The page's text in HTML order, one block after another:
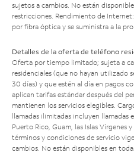
sujetos a cambios. No están
restricciones. Rendimiento de
por fibra óptica y se suministra a la
Detalles de la oferta de teléfono
Oferta por tiempo limitado; sujeta a
residenciales (que no hayan utilizado
30 días) y que estén al día en pagos
aplican tarifas estándar después del
mantienen los servicios elegibles.
llamadas ilimitadas incluyen llamadas
Puerto Rico, Guam, las Islas Vírgenes
términos y condiciones de servicio
cambios. No están disponibles en